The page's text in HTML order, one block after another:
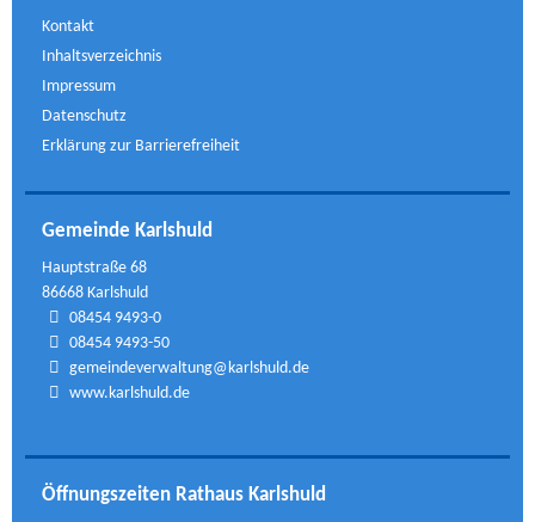
Kontakt
Inhaltsverzeichnis
Impressum
Datenschutz
Erklärung zur Barrierefreiheit
Gemeinde Karlshuld
Hauptstraße 68
86668 Karlshuld
08454 9493-0
08454 9493-50
gemeindeverwaltung@karlshuld.de
www.karlshuld.de
Öffnungszeiten Rathaus Karlshuld